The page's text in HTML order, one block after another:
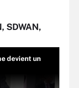
SDWAN,
devient un